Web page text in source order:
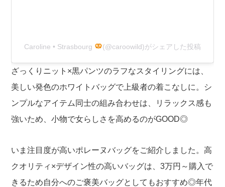
Caroline • Strasbourg (@caroowild)がシェアした投稿
ざっくりニット×黒パンツのラフなスタイリングには、
美しい発色のホワイトバッグで上級者の着こなしに。シ
ンプルなアイテム同士の組み合わせは、リラックス感も
強いため、小物で女らしさを高めるのがGOOD◎
いま注目度が高いポレーヌバッグをご紹介しました。高
クオリティ×デザイン性の高いバッグは、3万円～購入で
きるため自分へのご褒美バッグとしてもおすすめ◎年代